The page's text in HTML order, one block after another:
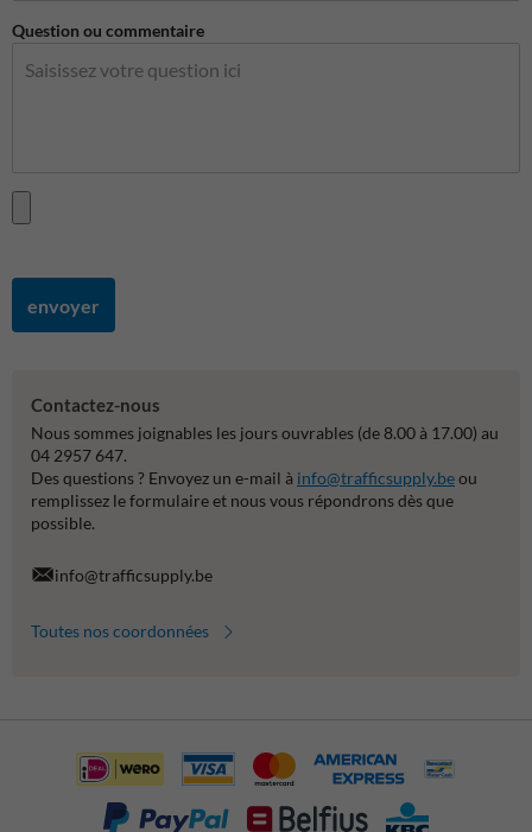
Question ou commentaire
envoyer
Contactez-nous
Nous sommes joignables les jours ouvrables (de 8.00 à 17.00) au
04 2957 647.
Des questions ? Envoyez un e-mail à info@trafficsupply.beou
remplissez le formulaire et nous vous répondrons dès que
possible.
info@trafficsupply.be
Toutes nos coordonnées